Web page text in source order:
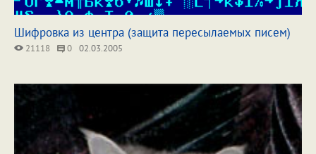
Шифровка из центра (защита пересылаемых писем)
21118 0 02.03.2005